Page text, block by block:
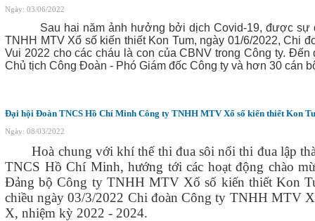
Ngày: 03/06/2022
Sau hai năm ảnh hưởng bởi dịch Covid-19, được sự
TNHH MTV Xổ số kiến thiết Kon Tum, ngày 01/6/2022, Chi
Vui 2022 cho các cháu là con của CBNV trong Công ty.
Chủ tịch Công Đoàn - Phó Giám đốc Công ty và hơn 30 cán
Đại hội Đoàn TNCS Hồ Chí Minh Công ty TNHH MTV Xổ số kiến thiết Kon
Ngày: 08/03/2022
Hoà chung với khí thế thi đua sôi nổi thi đua lập
TNCS Hồ Chí Minh, hướng tới các hoạt động chào
Đảng bộ Công ty TNHH MTV Xổ số kiến thiết Kon
chiều ngày 03/3/2022 Chi đoàn Công ty TNHH MTV
X, nhiệm kỳ 2022 - 2024.